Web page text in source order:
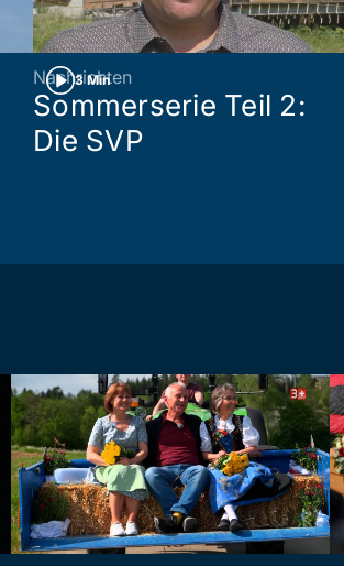
3 Min
Nachrichten
Sommerserie Teil 2:
Die SVP